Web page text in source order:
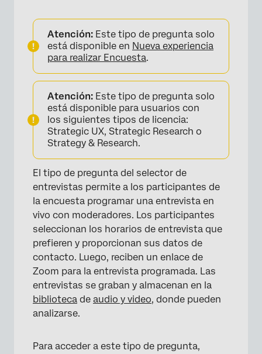
Atención: Este tipo de pregunta solo
está disponible en Nueva experiencia
para realizar Encuesta.
Atención: Este tipo de pregunta solo
está disponible para usuarios con
los siguientes tipos de licencia:
Strategic UX, Strategic Research o
Strategy & Research.
El tipo de pregunta del selector de
entrevistas permite a los participantes de
la encuesta programar una entrevista en
vivo con moderadores. Los participantes
seleccionan los horarios de entrevista que
prefieren y proporcionan sus datos de
contacto. Luego, reciben un enlace de
Zoom para la entrevista programada. Las
entrevistas se graban y almacenan en la
biblioteca de audio y video, donde pueden
analizarse.
Para acceder a este tipo de pregunta,